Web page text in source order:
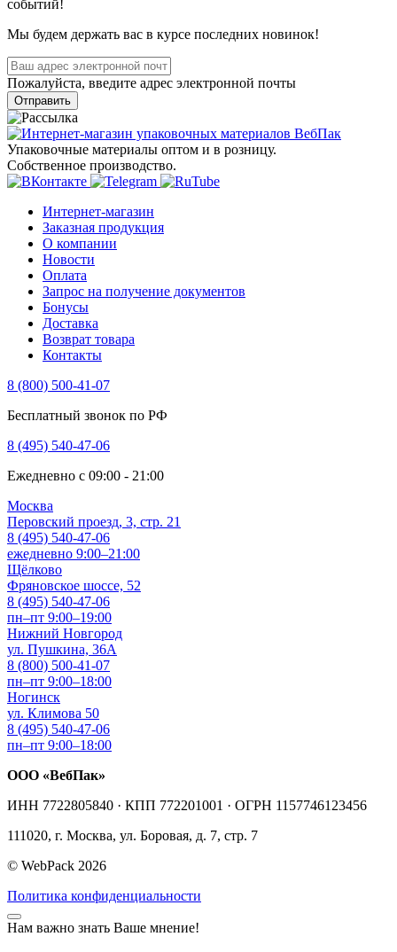
событий!
Мы будем держать вас в курсе последних новинок!
Пожалуйста, введите адрес электронной почты
Отправить
Упаковочные материалы оптом и в розницу.
Собственное производство.
Интернет-магазин
Заказная продукция
О компании
Новости
Оплата
Запрос на получение документов
Бонусы
Доставка
Возврат товара
Контакты
8 (800) 500-41-07
Бесплатный звонок по РФ
8 (495) 540-47-06
Ежедневно с 09:00 - 21:00
Москва
Перовский проезд, 3, стр. 21
8 (495) 540-47-06
ежедневно 9:00–21:00
Щёлково
Фряновское шоссе, 52
8 (495) 540-47-06
пн–пт 9:00–19:00
Нижний Новгород
ул. Пушкина, 36А
8 (800) 500-41-07
пн–пт 9:00–18:00
Ногинск
ул. Климова 50
8 (495) 540-47-06
пн–пт 9:00–18:00
ООО «ВебПак»
ИНН 7722805840 · КПП 772201001 · ОГРН 1157746123456
111020, г. Москва, ул. Боровая, д. 7, стр. 7
© WebPack 2026
Политика конфиденциальности
Нам важно знать Ваше мнение!